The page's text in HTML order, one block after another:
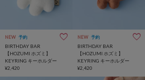
NEW 予約
BIRTHDAY BAR
【HOZUMI ホズミ】
KEYRING キーホルダー
¥2,420
NEW 予約
BIRTHDAY BAR
【HOZUMI ホズミ】
KEYRING キーホルダー
¥2,420